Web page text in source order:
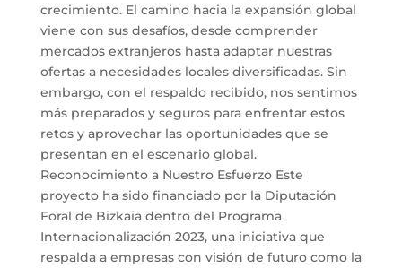
crecimiento. El camino hacia la expansión global
viene con sus desafíos, desde comprender
mercados extranjeros hasta adaptar nuestras
ofertas a necesidades locales diversificadas. Sin
embargo, con el respaldo recibido, nos sentimos
más preparados y seguros para enfrentar estos
retos y aprovechar las oportunidades que se
presentan en el escenario global.
Reconocimiento a Nuestro Esfuerzo Este
proyecto ha sido financiado por la Diputación
Foral de Bizkaia dentro del Programa
Internacionalización 2023, una iniciativa que
respalda a empresas con visión de futuro como la